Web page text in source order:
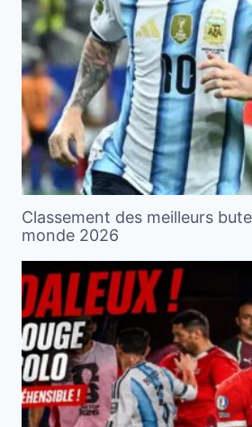
Classement des meilleurs
monde 2026